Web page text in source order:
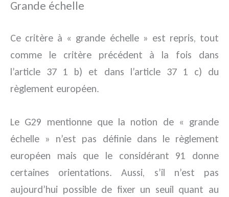
Grande échelle
Ce critère à « grande échelle » est repris, tout
comme le critère précédent à la fois dans
l’article 37 1 b) et dans l’article 37 1 c) du
règlement européen.
Le G29 mentionne que la notion de « grande
échelle » n’est pas définie dans le règlement
européen mais que le considérant 91 donne
certaines orientations. Aussi, s’il n’est pas
aujourd’hui possible de fixer un seuil quant au